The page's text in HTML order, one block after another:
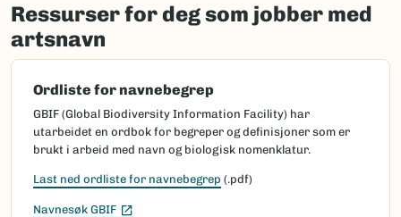
Ressurser for deg som jobber med
artsnavn
Ordliste for navnebegrep
GBIF (Global Biodiversity Information Facility) har
utarbeidet en ordbok for begreper og definisjoner som er
brukt i arbeid med navn og biologisk nomenklatur.
Last ned ordliste for navnebegrep (.pdf)
Navnesøk GBIF (Ekstern lenke)